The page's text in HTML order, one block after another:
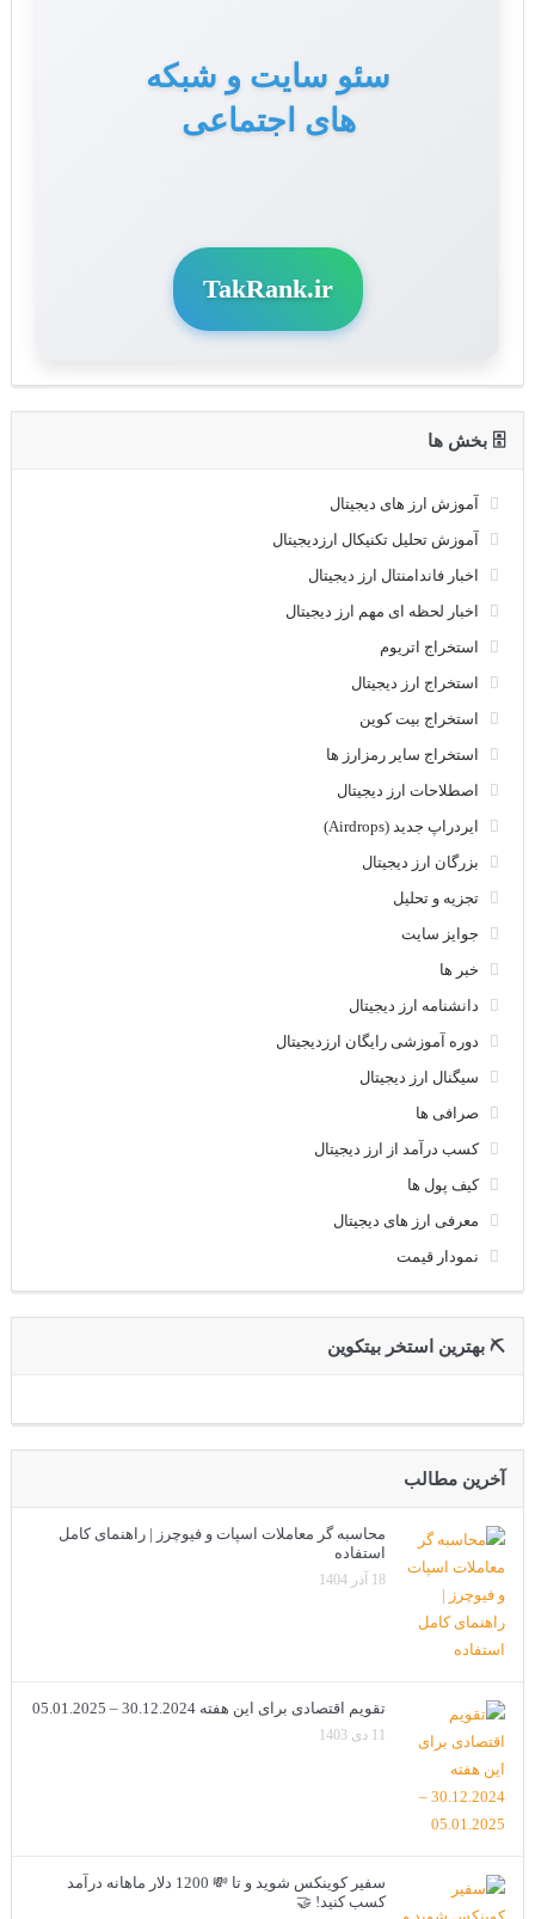
سئو سایت و شبکه
های اجتماعی
تولید محتوا برای سایت
و سوشال مدیا
TakRank.ir
🗄 بخش ها
آموزش ارز های دیجیتال
آموزش تحلیل تکنیکال ارزدیجیتال
اخبار فاندامنتال ارز دیجیتال
اخبار لحظه ای مهم ارز دیجیتال
استخراج اتریوم
استخراج ارز دیجیتال
استخراج بیت کوین
استخراج سایر رمزارز ها
اصطلاحات ارز دیجیتال
ایردراپ جدید (Airdrops)
بزرگان ارز دیجیتال
تجزیه و تحلیل
جوایز سایت
خبر ها
دانشنامه ارز دیجیتال
دوره آموزشی رایگان ارزدیجیتال
سیگنال ارز دیجیتال
صرافی ها
کسب درآمد از ارز دیجیتال
کیف پول ها
معرفی ارز های دیجیتال
نمودار قیمت
⛏ بهترین استخر بیتکوین
آخرین مطالب
محاسبه گر معاملات اسپات و فیوچرز | راهنمای کامل
استفاده
18 آذر 1404
تقویم اقتصادی برای این هفته 30.12.2024 – 05.01.2025
11 دی 1403
سفیر کوینکس شوید و تا 💸 1200 دلار ماهانه درآمد
کسب کنید! 🤝